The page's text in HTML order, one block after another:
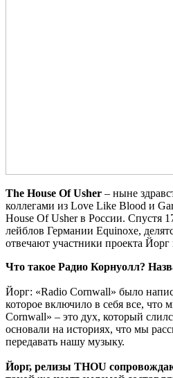
The House Of Usher – ныне
коллегами из Love Like Blood и
House Of Usher в России. Спустя
лейблов Германии Equinoxe,
отвечают участники проекта
Что такое Радио Корнуолл?
Йорг: «Radio Cornwall» было
которое включило в себя все,
Cornwall» – это дух, который
основали на историях, что мы
передавать нашу музыку.
Йорг, релизы THOU